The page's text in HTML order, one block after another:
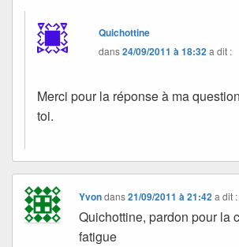
Quichottine
dans24/09/2011 à 18:32a dit :
Merci pour la réponse à ma
toi.
Yvondans21/09/2011 à 21:42 a dit :
Quichottine, pardon pour la
fatigue